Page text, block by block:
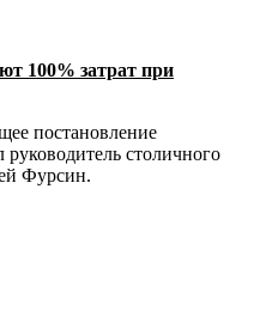
100% затрат при
постановление
столичного
Фурсин.